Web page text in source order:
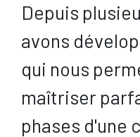
Depuis
avons
qui nous
maîtriser
phases d'une